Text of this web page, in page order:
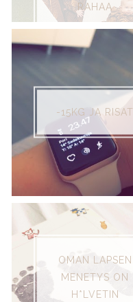
RAHAA
-15KG JA RISAT
OMAN LAPSEN
MENETYS ON
H*LVETIN